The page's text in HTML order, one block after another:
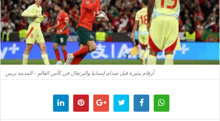
أرقام مثيرة قبل صدام إسبانيا والبرتغال في كأس العالم - المدينة برس